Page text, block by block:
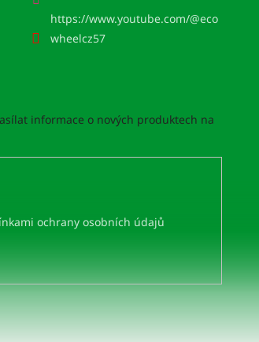
https://www.youtube.com/@eco
wheelcz57
informace o nových produktech na
ochrany osobních údajů